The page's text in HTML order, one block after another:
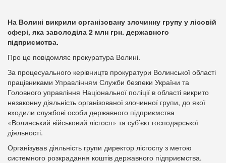
На Волині викрили організовану злочинну групу у лісовій
сфері, яка заволоділа 2 млн грн. державного
підприємства.
Про це повідомляє прокуратура Волині.
За процесуального керівництв прокуратури Волинської області
працівниками Управлінням Служби безпеки України та
Головного управління Національної поліції в області викрито
незаконну діяльність організованої злочинної групи, до якої
входили службові особи державного підприємства
«Волинський військовий лісгосп» та суб’єкт господарської
діяльності.
Організував діяльність групи директор лісгоспу з метою
системного розкрадання коштів державного підприємства.